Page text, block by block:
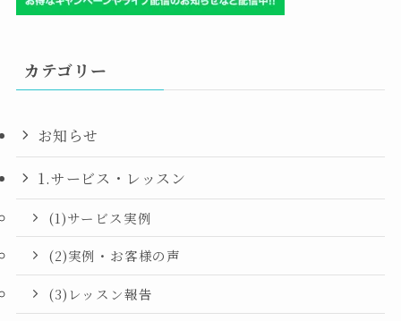
カテゴリー
お知らせ
1.サービス・レッスン
(1)サービス実例
(2)実例・お客様の声
(3)レッスン報告